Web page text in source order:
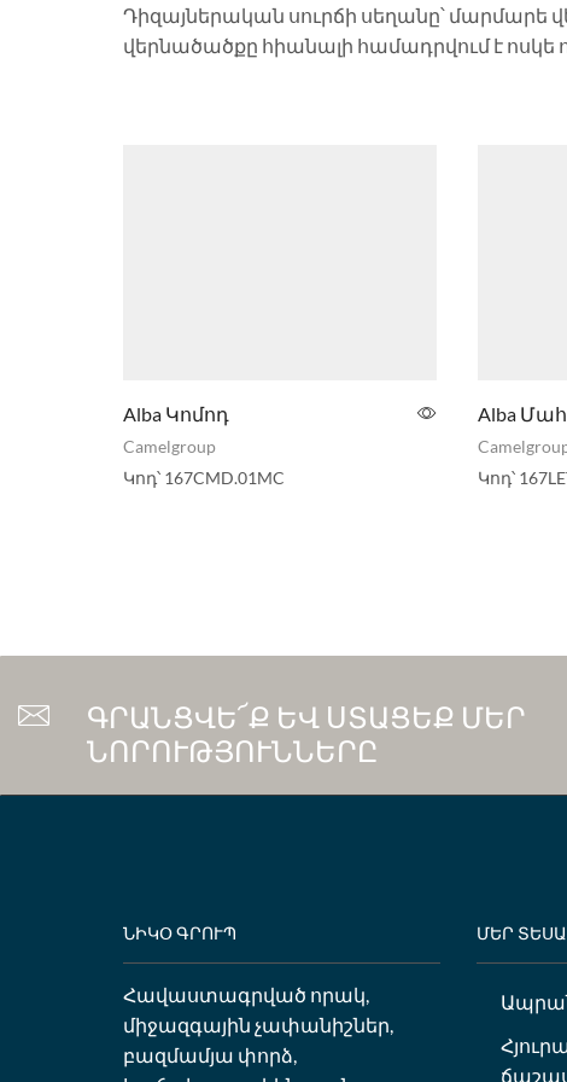
Դիզայներական սուրճի սեղանը՝
վերնածածքը հիանալի համադրվում է ոսկե
Alba Կոմոդ
Camelgroup
Կոդ՝ 167CMD.01MC
Alba
Կոդ՝
ԳՐԱՆՑՎԵ՜Ք ԵՎ ՍՏԱՑԵՔ ՄԵՐ
ՆՈՐՈՒԹՅՈՒՆՆԵՐԸ
ՆԻԿՕ ԳՐՈՒՊ
Հավաստագրված որակ,
միջազգային չափանիշներ,
բազմամյա փորձ,
ՄԵՐ